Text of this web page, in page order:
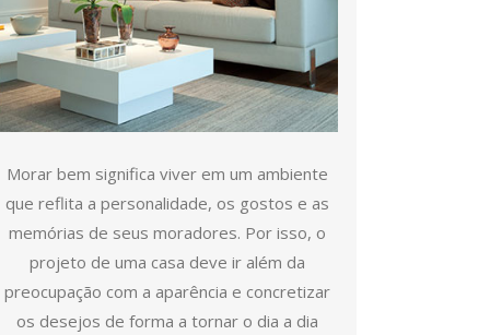
Morar bem significa viver em um ambiente
que reflita a personalidade, os gostos e as
memórias de seus moradores. Por isso, o
projeto de uma casa deve ir além da
preocupação com a aparência e concretizar
os desejos de forma a tornar o dia a dia